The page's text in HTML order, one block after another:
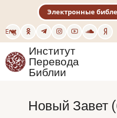
основному
содержанию
Eng
Электронные
Институт
Перевода
Библии
Новый Завет